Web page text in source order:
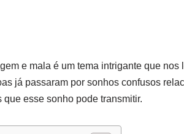
e mala é um tema intrigante que nos
já passaram por sonhos confusos
esse sonho pode transmitir.